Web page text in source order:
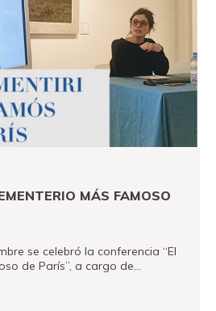
MÁS FAMOSO
se celebró la conferencia “El
de París”, a cargo de…